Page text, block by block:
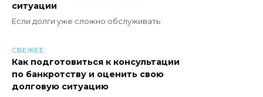
ситуации
Если долги уже сложно обслуживать
СВЕЖЕЕ
Как подготовиться к консультации
по банкротству и оценить свою
долговую ситуацию